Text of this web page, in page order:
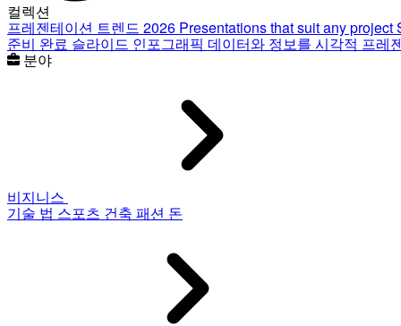
컬렉션
프레젠테이션 트렌드 2026 Presentations that suit any project
준비 완료 슬라이드 인포그래픽 데이터와 정보를 시각적 프레
분야
비지니스
기술 법 스포츠 건축 패션 돈